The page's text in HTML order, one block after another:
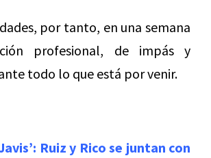
por tanto, en una semana
profesional, de impás y
todo lo que está por venir.
Ruiz y Rico se juntan con